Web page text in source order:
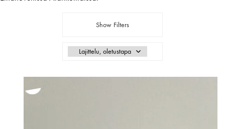
Show Filters